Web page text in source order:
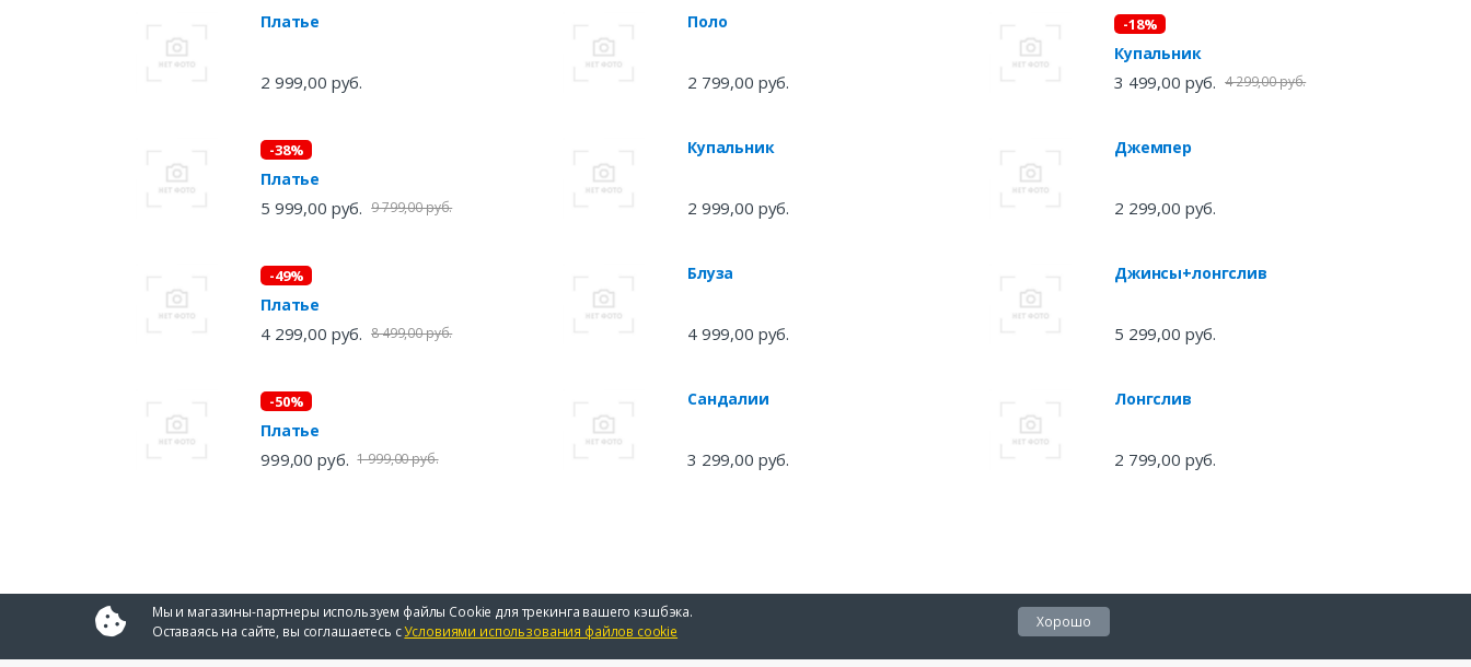
Платье
2 999,00 руб.
-38%
Платье
5 999,00 руб. 9 799,00 руб.
-49%
Платье
4 299,00 руб. 8 499,00 руб.
-50%
Платье
999,00 руб. 1 999,00 руб.
Поло
2 799,00 руб.
Купальник
2 999,00 руб.
Блуза
4 999,00 руб.
Сандалии
3 299,00 руб.
-18%
Купальник
3 499,00 руб. 4 299,00 руб.
Джемпер
2 299,00 руб.
Джинсы+лонгслив
5 299,00 руб.
Лонгслив
2 799,00 руб.
Мы и магазины-партнеры используем файлы Cookie для трекинга вашего кэшбэка.
Оставаясь на сайте, вы соглашаетесь сУсловиями использования файлов cookie
Хорошо